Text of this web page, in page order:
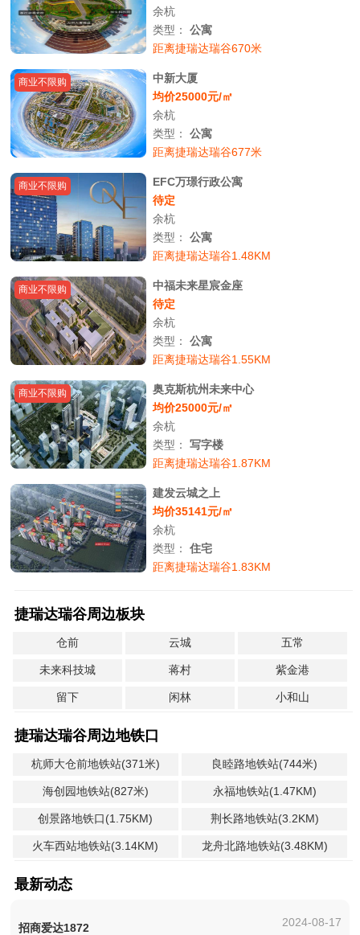
余杭
类型：公寓
距离捷瑞达瑞谷670米
商业不限购
中新大厦
均价25000元/㎡
余杭
类型：公寓
距离捷瑞达瑞谷677米
商业不限购
EFC万璟行政公寓
待定
余杭
类型：公寓
距离捷瑞达瑞谷1.48KM
商业不限购
中福未来星宸金座
待定
余杭
类型：公寓
距离捷瑞达瑞谷1.55KM
商业不限购
奥克斯杭州未来中心
均价25000元/㎡
余杭
类型：写字楼
距离捷瑞达瑞谷1.87KM
建发云城之上
均价35141元/㎡
余杭
类型：住宅
距离捷瑞达瑞谷1.83KM
捷瑞达瑞谷周边板块
仓前 云城 五常
未来科技城 蒋村 紫金港
留下 闲林 小和山
捷瑞达瑞谷周边地铁口
杭师大仓前地铁站(371米) 良睦路地铁站(744米)
海创园地铁站(827米) 永福地铁站(1.47KM)
创景路地铁口(1.75KM) 荆长路地铁站(3.2KM)
火车西站地铁站(3.14KM) 龙舟北路地铁站(3.48KM)
最新动态
招商爱达1872 2024-08-17